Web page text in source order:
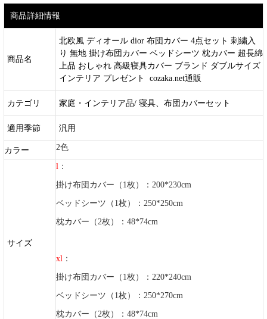
商品詳細情報
商品名
北欧風 ディオール dior 布団カバー 4点セット 刺繍入
り 無地 掛け布団カバー ベッドシーツ 枕カバー 超長綿
上品 おしゃれ 高級寝具カバー ブランド ダブルサイズ
インテリア プレゼント cozaka.net通販
カテゴリ 家庭・インテリア品/ 寝具、布団カバーセット
適用季節 汎用
カラー 2色
サイズ
l ：
掛け布団カバー（1枚）：200*230cm
ベッドシーツ（1枚）：250*250cm
枕カバー（2枚）：48*74cm
xl ：
掛け布団カバー（1枚）：220*240cm
ベッドシーツ（1枚）：250*270cm
枕カバー（2枚）：48*74cm